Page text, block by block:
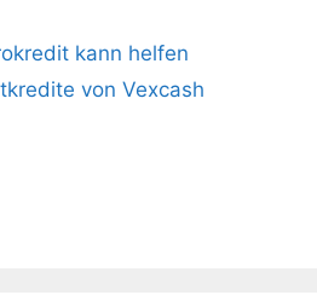
kann helfen
von Vexcash